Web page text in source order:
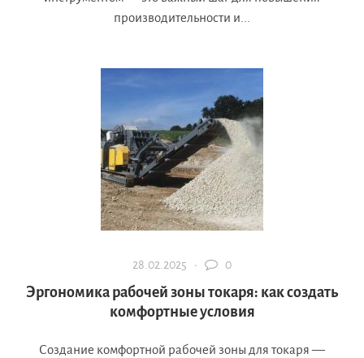
производительности и...
28.02.2025 · 0
Эргономика рабочей зоны токаря: как создать
комфортные условия
Создание комфортной рабочей зоны для токаря —